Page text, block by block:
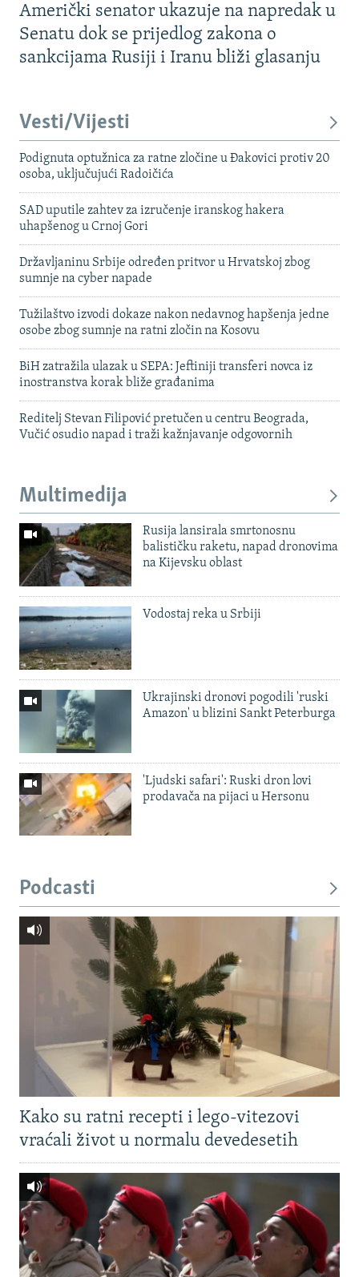
Američki senator ukazuje na napredak u
Senatu dok se prijedlog zakona o
sankcijama Rusiji i Iranu bliži glasanju
Vesti/Vijesti
Podignuta optužnica za ratne zločine u Đakovici protiv 20
osoba, uključujući Radoičića
SAD uputile zahtev za izručenje iranskog hakera
uhapšenog u Crnoj Gori
Državljaninu Srbije određen pritvor u Hrvatskoj zbog
sumnje na cyber napade
Tužilaštvo izvodi dokaze nakon nedavnog hapšenja jedne
osobe zbog sumnje na ratni zločin na Kosovu
BiH zatražila ulazak u SEPA: Jeftiniji transferi novca iz
inostranstva korak bliže građanima
Reditelj Stevan Filipović pretučen u centru Beograda,
Vučić osudio napad i traži kažnjavanje odgovornih
Multimedija
Rusija lansirala smrtonosnu
balističku raketu, napad dronovima
na Kijevsku oblast
Vodostaj reka u Srbiji
Ukrajinski dronovi pogodili 'ruski
Amazon' u blizini Sankt Peterburga
'Ljudski safari': Ruski dron lovi
prodavača na pijaci u Hersonu
Podcasti
Kako su ratni recepti i lego-vitezovi
vraćali život u normalu devedesetih